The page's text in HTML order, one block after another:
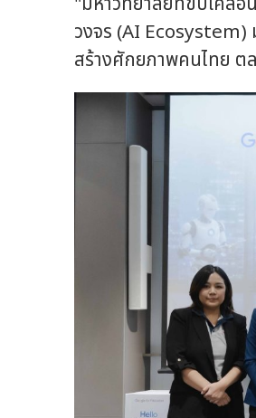
วงจร (AI Ecosystem)
สร้างศักยภาพคนไทย ต